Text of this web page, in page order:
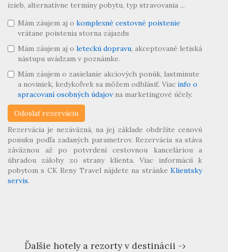
izieb, alternatívne termíny pobytu, typ stravovania ...
Mám záujem aj o komplexné cestovné poistenie
vrátane poistenia storna zájazdu
Mám záujem aj o leteckú dopravu, akceptované letiská
nástupu uvádzam v poznámke.
Mám záujem o zasielanie akciových ponúk, lastminute
a noviniek, kedykoľvek sa môžem odhlásiť. Viac info o
spracovaní osobných údajov na marketingové účely.
Rezervácia je nezáväzná, na jej základe obdržíte cenovú
ponuku podľa zadaných parametrov. Rezervácia sa stáva
záväznou až po potvrdení cestovnou kanceláriou a
úhradou zálohy zo strany klienta. Viac informácií k
pobytom s CK Reny Travel nájdete na stránke Klientsky
servis.
Ďalšie hotely a rezorty v destinácii -›